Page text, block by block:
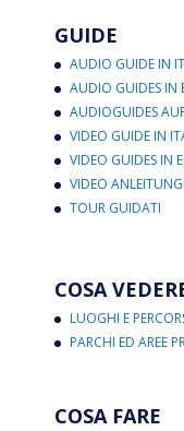
GUIDE
AUDIO GUIDE IN
AUDIO GUIDES IN
AUDIOGUIDES
VIDEO GUIDE IN
VIDEO GUIDES IN
VIDEO
TOUR GUIDATI
COSA
LUOGHI E
PARCHI ED AREE
COSA FARE